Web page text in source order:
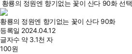
황룡의 정원엔 향기없는 꽃이 산다 90화 선택
황룡의 정원엔 향기없는 꽃이 산다 90화
등록일 2024.04.12
글자수 약 3.1천 자
100원